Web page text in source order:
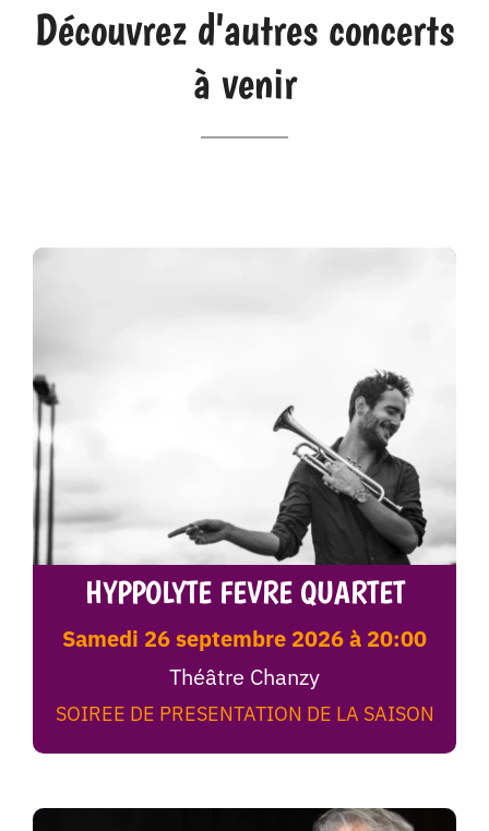
Découvrez d'autres concerts
à venir
HYPPOLYTE FEVRE QUARTET
samedi 26 septembre 2026 à 20:00
Théâtre Chanzy
SOIREE DE PRESENTATION DE LA SAISON